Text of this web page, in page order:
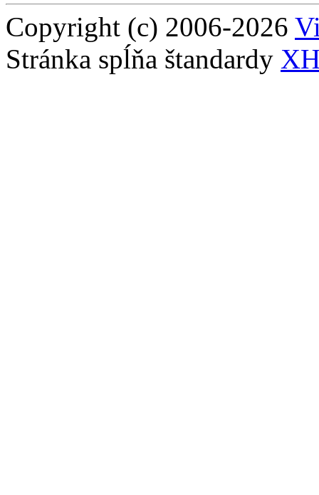
Copyright (c) 2006-2026
Stránka spĺňa štandardy